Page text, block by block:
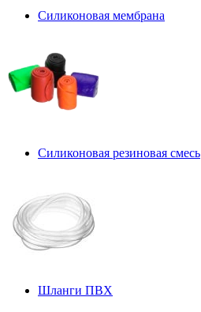
Силиконовая мембрана
Силиконовая резиновая смесь
Шланги ПВХ